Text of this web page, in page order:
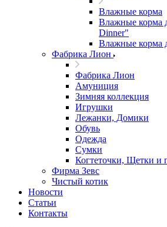
Влажные корма
Влажные корма
Dinner"
Влажные корма
Фабрика Лион
Фабрика Лион
Амуниция
Зимняя коллекция
Игрушки
Лежанки, Домики
Обувь
Одежда
Сумки
Когтеточки, Щетки и
Фирма Зевс
Чистый котик
Новости
Статьи
Контакты